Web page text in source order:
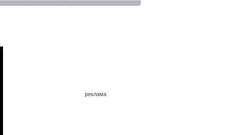
реклама